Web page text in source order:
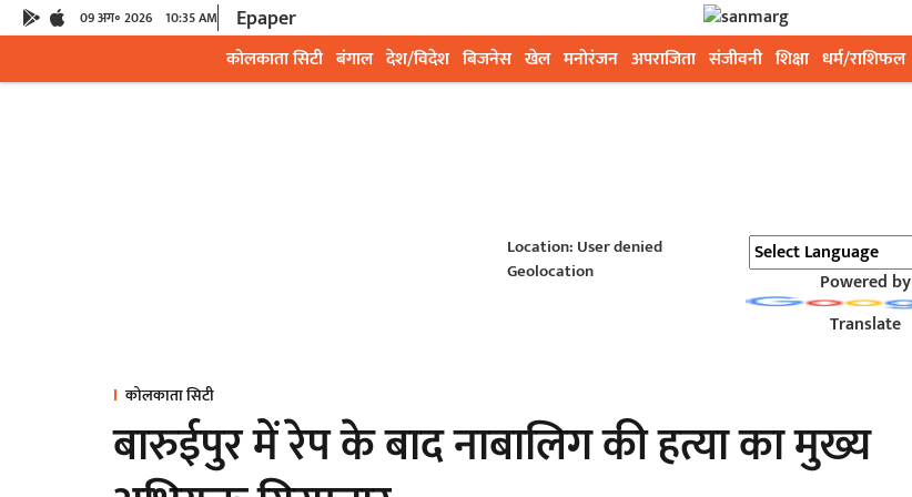
09 अग॰ 2026 10:35 AM Epaper
कोलकाता सिटी बंगाल देश/विदेश बिजनेस खेल मनोरंजन अपराजिता संजीवनी शिक्षा धर्म/राशिफल
Location: User denied
Geolocation
Powered by
Translate
कोलकाता सिटी
बारुईपुर में रेप के बाद नाबालिग की हत्या का मुख्य